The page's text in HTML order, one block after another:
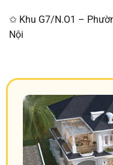
✩ Khu G7/N.O1 –
Nội